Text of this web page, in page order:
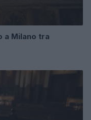
a Milano tra